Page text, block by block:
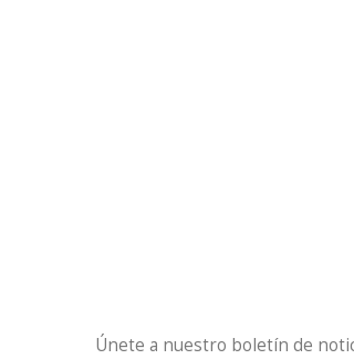
Únete a nuestro boletín de